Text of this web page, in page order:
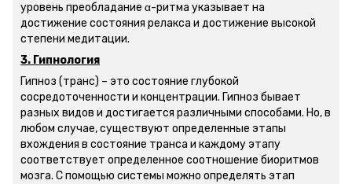
уровень преобладание α-ритма указывает на
достижение состояния релакса и достижение высокой
степени медитации.
3. Гипнология
Гипноз (транс) – это состояние глубокой
сосредоточенности и концентрации. Гипноз бывает
разных видов и достигается различными способами. Но, в
любом случае, существуют определенные этапы
вхождения в состояние транса и каждому этапу
соответствует определенное соотношение биоритмов
мозга. С помощью системы можно определять этап